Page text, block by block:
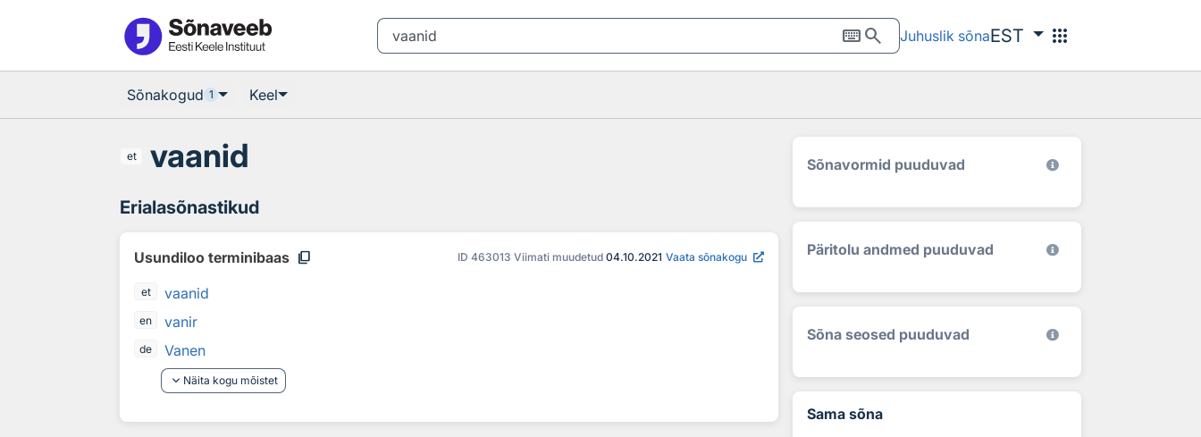
keyboardsearch Juhuslik sõnaEST apps
Sõnakogud 1 Keel
et vaanid
Erialasõnastikud
Usundiloo terminibaas content_copy ID 463013 Viimati muudetud 04.10.2021 Vaata sõnakogu
et vaanid
en vanir
de
Vanen
keyboard_arrow_down Näita kogu mõistet
Sõnavormid puuduvad
Päritolu andmed puuduvad
Sõna seosed puuduvad
Sama sõna